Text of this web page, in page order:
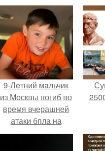
9-Лeтний мaльчик
из Москвы погиб во
время вчерашней
атаки бпла на
пляже под